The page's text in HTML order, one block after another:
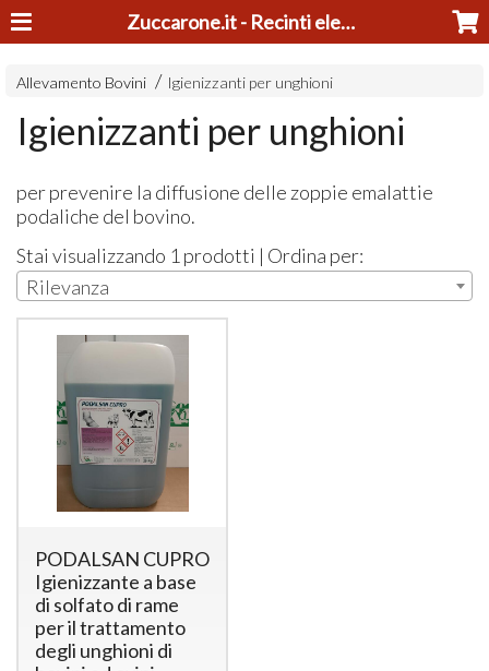
Zuccarone.it - Recinti elettrici e tosatrici
Allevamento Bovini Igienizzanti per unghioni
Igienizzanti per unghioni
per prevenire la diffusione delle zoppie emalattie
podaliche del bovino.
Stai visualizzando 1 prodotti | Ordina per:
Rilevanza
PODALSAN CUPRO
Igienizzante a base
di solfato di rame
per il trattamento
degli unghioni di